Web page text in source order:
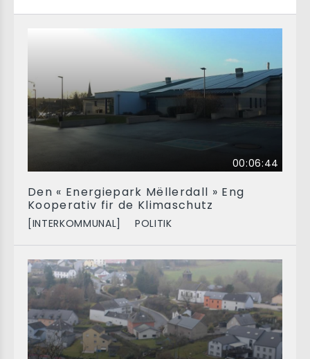
00:06:44
Den « Energiepark Mëllerdall » Eng
Kooperativ fir de Klimaschutz
[INTERKOMMUNAL] POLITIK